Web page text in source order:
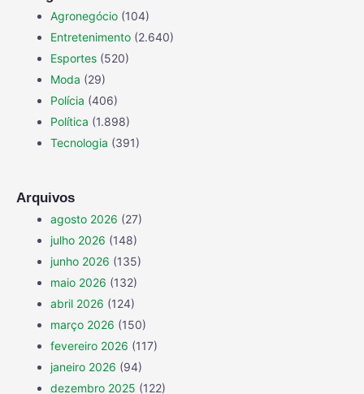
Agronegócio (104)
Entretenimento (2.640)
Esportes (520)
Moda (29)
Polícia (406)
Política (1.898)
Tecnologia (391)
Arquivos
agosto 2026 (27)
julho 2026 (148)
junho 2026 (135)
maio 2026 (132)
abril 2026 (124)
março 2026 (150)
fevereiro 2026 (117)
janeiro 2026 (94)
dezembro 2025 (122)